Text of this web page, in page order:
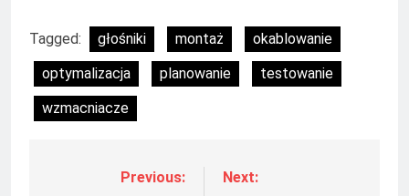
Tagged: głośniki montaż
okablowanie
optymalizacja
planowanie
testowanie
wzmacniacze
NawigacjaPrevious:
Next: